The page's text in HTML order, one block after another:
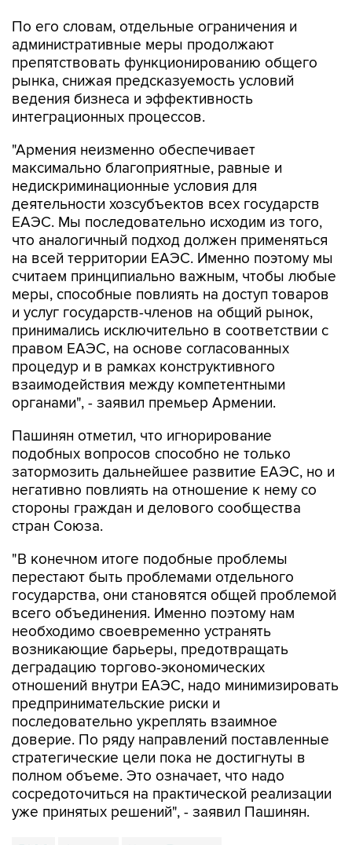
По его словам, отдельные ограничения и
административные меры продолжают
препятствовать функционированию общего
рынка, снижая предсказуемость условий
ведения бизнеса и эффективность
интеграционных процессов.
"Армения неизменно обеспечивает
максимально благоприятные, равные и
недискриминационные условия для
деятельности хозсубъектов всех государств
ЕАЭС. Мы последовательно исходим из того,
что аналогичный подход должен применяться
на всей территории ЕАЭС. Именно поэтому мы
считаем принципиально важным, чтобы любые
меры, способные повлиять на доступ товаров
и услуг государств-членов на общий рынок,
принимались исключительно в соответствии с
правом ЕАЭС, на основе согласованных
процедур и в рамках конструктивного
взаимодействия между компетентными
органами", - заявил премьер Армении.
Пашинян отметил, что игнорирование
подобных вопросов способно не только
затормозить дальнейшее развитие ЕАЭС, но и
негативно повлиять на отношение к нему со
стороны граждан и делового сообщества
стран Союза.
"В конечном итоге подобные проблемы
перестают быть проблемами отдельного
государства, они становятся общей проблемой
всего объединения. Именно поэтому нам
необходимо своевременно устранять
возникающие барьеры, предотвращать
деградацию торгово-экономических
отношений внутри ЕАЭС, надо минимизировать
предпринимательские риски и
последовательно укреплять взаимное
доверие. По ряду направлений поставленные
стратегические цели пока не достигнуты в
полном объеме. Это означает, что надо
сосредоточиться на практической реализации
уже принятых решений", - заявил Пашинян.